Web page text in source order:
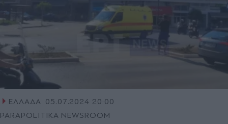
ΕΛΛΑΔΑ 05.07.2024 20:00
PARAPOLITIKA NEWSROOM